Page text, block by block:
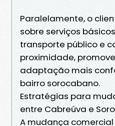
Paralelamente, o
sobre serviços
transporte público e
proximidade,
adaptação mais
bairro sorocabano.
Estratégias para
entre Cabreúva e
A mudança